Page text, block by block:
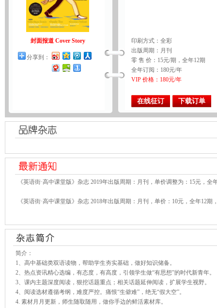
封面报道 Cover Story
分享到：
印刷方式：全彩
出版周期：月刊
零 售 价：15元/期，全年12期
全年订阅：180元/年
VIP 价格：180元/年
在线征订 下载订单
《英语街·高中课堂版》杂志 2019年出版周期：月刊，单价调整为：15元，全
《英语街·高中课堂版》杂志 2018年出版周期：月刊，单价：10元，全年12期
简介：
1、高中基础类双语读物，帮助学生夯实基础，做好知识储备。
2、热点资讯精心选编，有态度，有高度，引领学生做“有思想”的时代新青年。
3、课内主题深度阅读，狠挖话题重点；相关话题延伸阅读，扩展学生视野。
4、阅读选材遵循考纲，难度严控。痛恨“生僻难”，绝无“假大空”。
4. 素材月月更新，师生随取随用，做你手边的鲜活素材库。